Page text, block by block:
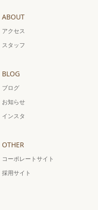
ABOUT
アクセス
スタッフ
BLOG
ブログ
お知らせ
インスタ
OTHER
コーポレートサイト
採用サイト